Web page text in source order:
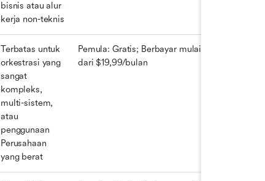
bisnis atau alur
kerja non-teknis
Terbatas untuk
orkestrasi yang
sangat
kompleks,
multi-sistem,
atau
penggunaan
Perusahaan
yang berat
Pemula: Gratis; Berbayar mulai
dari $19,99/bulan